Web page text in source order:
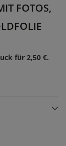
FOTOS,
für 2,50 €.